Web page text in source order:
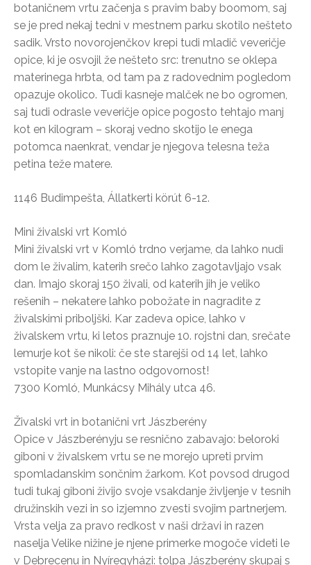
botaničnem vrtu začenja s pravim baby boomom, saj
se je pred nekaj tedni v mestnem parku skotilo nešteto
sadik. Vrsto novorojenčkov krepi tudi mladič veveričje
opice, ki je osvojil že nešteto src: trenutno se oklepa
materinega hrbta, od tam pa z radovednim pogledom
opazuje okolico. Tudi kasneje malček ne bo ogromen,
saj tudi odrasle veveričje opice pogosto tehtajo manj
kot en kilogram – skoraj vedno skotijo le enega
potomca naenkrat, vendar je njegova telesna teža
petina teže matere.
1146 Budimpešta, Állatkerti körút 6-12.
Mini živalski vrt Komló
Mini živalski vrt v Komló trdno verjame, da lahko nudi
dom le živalim, katerih srečo lahko zagotavljajo vsak
dan. Imajo skoraj 150 živali, od katerih jih je veliko
rešenih – nekatere lahko pobožate in nagradite z
živalskimi priboljški. Kar zadeva opice, lahko v
živalskem vrtu, ki letos praznuje 10. rojstni dan, srečate
lemurje kot še nikoli: če ste starejši od 14 let, lahko
vstopite vanje na lastno odgovornost!
7300 Komló, Munkácsy Mihály utca 46.
Živalski vrt in botanični vrt Jászberény
Opice v Jászberényju se resnično zabavajo: beloroki
giboni v živalskem vrtu se ne morejo upreti prvim
spomladanskim sončnim žarkom. Kot povsod drugod
tudi tukaj giboni živijo svoje vsakdanje življenje v tesnih
družinskih vezi in so izjemno zvesti svojim partnerjem.
Vrsta velja za pravo redkost v naši državi in razen
naselja Velike nižine je njene primerke mogoče videti le
v Debrecenu in Nyíregyházi: tolpa Jászberény skupaj s